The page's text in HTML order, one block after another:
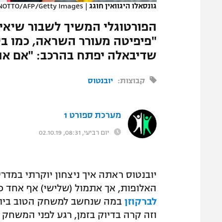
המגזיןגונסאלו היגוואין חוגג |
AFP/Getty Images
הפורטוגלי המשיך לשבור
"פיפיטה מעורר השראה, כמו
שדיבאלה יפתח בהרכב: "אם
קבוצות: יובנטוס
מערכת ספורט 1
יום רביעי, 08:31, 02.10.19
יובנטוס ראתה איך ניצחון יוקרתי
האלופות, אך אתמול (שלישי) אף אחד
לברקוזן במה שנחשב למשחק הטוב
וזה קרה בדיוק בזמן, רגע לפני המשחק